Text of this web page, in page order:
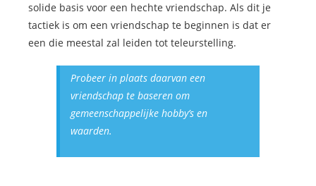
solide basis voor een hechte vriendschap. Als dit je
tactiek is om een vriendschap te beginnen is dat er
een die meestal zal leiden tot teleurstelling.
Probeer in plaats daarvan een
vriendschap te baseren om
gemeenschappelijke hobby’s en
waarden.